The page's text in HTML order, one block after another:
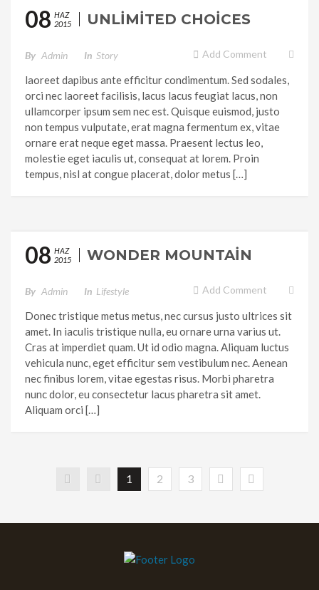
08 HAZ
2015
UNLIMITED CHOICES
By Admin In Story Add Comment
laoreet dapibus ante efficitur condimentum. Sed sodales,
orci nec laoreet facilisis, lacus lacus feugiat lacus, non
ullamcorper ipsum sem nec est. Quisque euismod, justo
non tempus vulputate, erat magna fermentum ex, vitae
ornare erat neque eget massa. Praesent lectus leo,
molestie eget iaculis ut, consequat at lorem. Proin
tempus, nisl at congue placerat, dolor metus […]
08 HAZ
2015
WONDER MOUNTAIN
By Admin In Lifestyle Add Comment
Donec tristique metus metus, nec cursus justo ultrices sit
amet. In iaculis tristique nulla, eu ornare urna varius ut.
Cras at imperdiet quam. Ut id odio magna. Aliquam luctus
vehicula nunc, eget efficitur sem vestibulum nec. Aenean
nec finibus lorem, vitae egestas risus. Morbi pharetra
nunc dolor, eu consectetur lacus pharetra sit amet.
Aliquam orci […]
1 2 3